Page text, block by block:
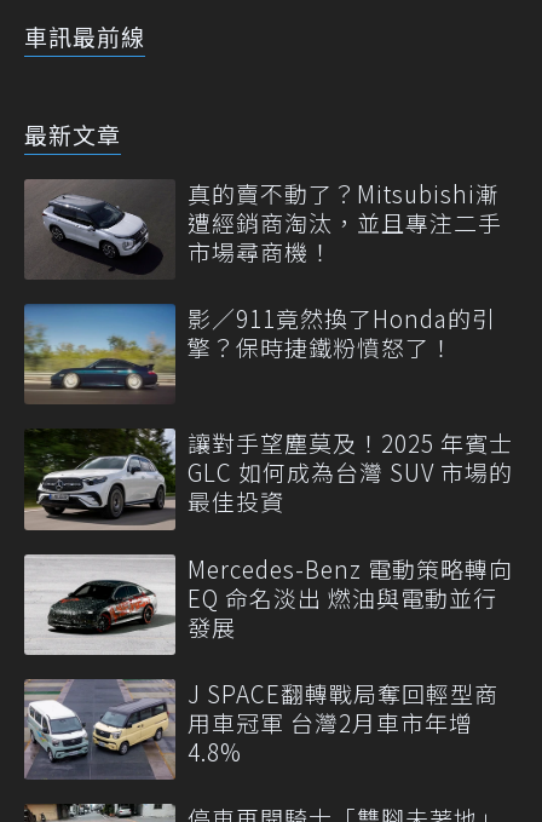
車訊最前線
最新文章
真的賣不動了？Mitsubishi漸
遭經銷商淘汰，並且專注二手
市場尋商機！
影／911竟然換了Honda的引
擎？保時捷鐵粉憤怒了！
讓對手望塵莫及！2025 年賓士
GLC 如何成為台灣 SUV 市場的
最佳投資
Mercedes-Benz 電動策略轉向
EQ 命名淡出 燃油與電動並行
發展
J SPACE翻轉戰局奪回輕型商
用車冠軍 台灣2月車市年增
4.8%